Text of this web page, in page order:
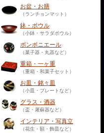
お盆・お膳
（ランチョンマット）
鉢・ボウル
（小鉢・サラダボウル）
ボンボニエール
（菓子器・丸器など）
重箱・一ヶ重
（重箱・和菓子セット）
お皿・銘々皿
（小皿・プレートなど）
グラス・酒器
（盃・屠蘇器など）
インテリア・写真立
（花生・額・飾皿など）